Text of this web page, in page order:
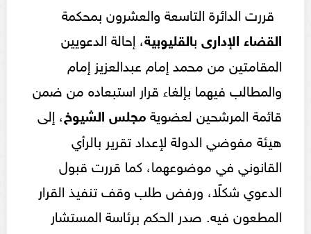
قررت الدائرة التاسعة والعشرون بمحكمة
القضاء الإدارى بالقليوبية، إحالة الدعويين
المقامتين من محمد إمام عبدالعزيز إمام
والمطالب فيهما بإلغاء قرار استبعاده من ضمن
قائمة المرشحين لعضويةمجلس الشيوخ، إلى
هيئة مفوضي الدولة لإعداد تقرير بالرأي
القانوني في موضوعهما، كما قررت قبول
الدعوي شكلًا، ورفض طلب وقف تنفيذ القرار
المطعون فيه. صدر الحكم برئاسة المستشار